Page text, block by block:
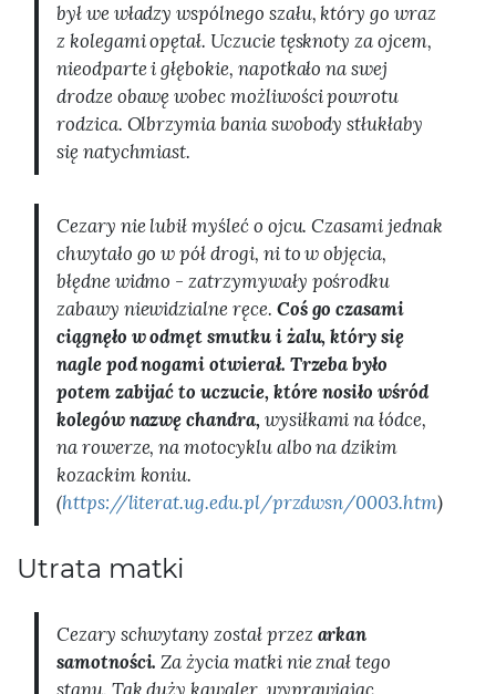
był we władzy wspólnego szału, który go wraz
z kolegami opętał. Uczucie tęsknoty za ojcem,
nieodparte i głębokie, napotkało na swej
drodze obawę wobec możliwości powrotu
rodzica. Olbrzymia bania swobody stłukłaby
się natychmiast.
Cezary nie lubił myśleć o ojcu. Czasami jednak
chwytało go w pół drogi, ni to w objęcia,
błędne widmo - zatrzymywały pośrodku
zabawy niewidzialne ręce. Coś go czasami
ciągnęło w odmęt smutku i żalu, który się
nagle pod nogami otwierał. Trzeba było
potem zabijać to uczucie, które nosiło wśród
kolegów nazwę chandra,wysiłkami na łódce,
na rowerze, na motocyklu albo na dzikim
kozackim koniu.
(https://literat.ug.edu.pl/przdwsn/0003.htm)
Utrata matki
Cezary schwytany został przez arkan
samotności. Za życia matki nie znał tego